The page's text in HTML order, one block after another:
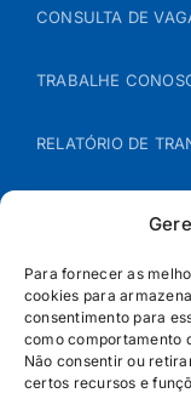
Para fornecer as
cookies para
consentimento para
como comportamento
Não consentir ou
certos recursos e
CONSULTA DE
TRABALHE
RELATÓRIO DE
POLÍTICA DE
POLÍTICA DE